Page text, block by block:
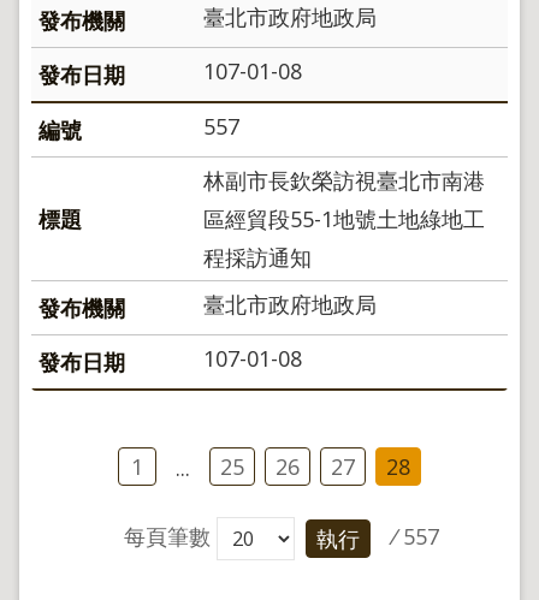
臺北市政府地政局
107-01-08
557
林副市長欽榮訪視臺北市南港
區經貿段55-1地號土地綠地工
程採訪通知
臺北市政府地政局
107-01-08
1 ... 25 26 27 28
每頁筆數 執行 / 557